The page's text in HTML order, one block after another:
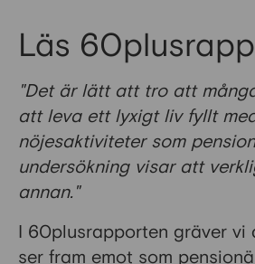
Läs
"Det är lätt att tro att
att leva ett lyxigt liv fyllt
nöjesaktiviteter som
undersökning visar att
annan."
I 60plusrapporten gräver vi
ser fram emot som